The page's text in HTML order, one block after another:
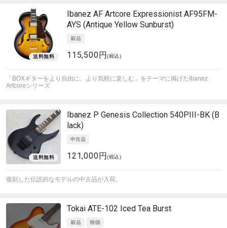
Ibanez AF Artcore Expressionist AF95FM-
AYS (Antique Yellow Sunburst)
115,500円(税込)
「BOXギターをより自由に、より気軽に楽しむ」をテーマに掲げたIbanez
Artcoreシリーズ
Ibanez P Genesis Collection 540PIII-BK (B
lack)
121,000円(税込)
復刻した伝説的なモデルの中古品が入荷。
Tokai ATE-102 Iced Tea Burst